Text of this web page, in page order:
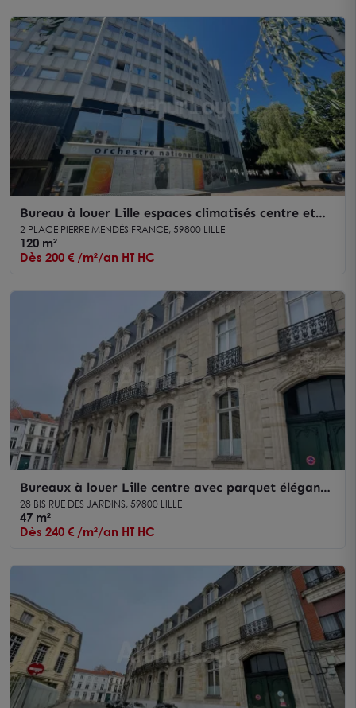
Bureau à louer Lille espaces climatisés centre et
parkings privatifs
2 PLACE PIERRE MENDÈS FRANCE, 59800 LILLE
120 m²
Dès 200 € /m²/an HT HC
Bureaux à louer Lille centre avec parquet élégant
et hauteur sous plafond
28 BIS RUE DES JARDINS, 59800 LILLE
47 m²
Dès 240 € /m²/an HT HC